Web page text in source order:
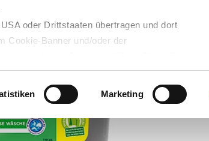
oder Drittstaaten übertragen und dort
Cookie-Banner und/oder der
anklicken, werden Bilder und andere Daten
an externe Server übertragen. Über den
informieren. Wir speichern Ihre
jederzeit widerrufen. Näheres dazu
Marketing